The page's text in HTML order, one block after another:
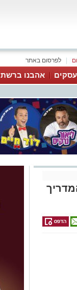
לפרסום באתר
אהבנו ברשת